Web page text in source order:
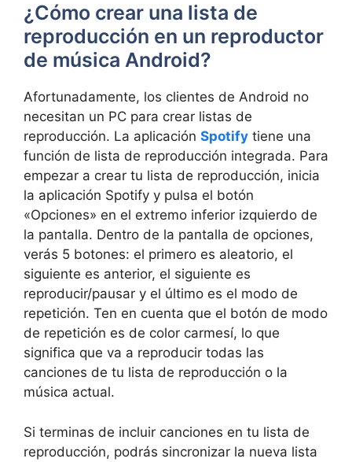
¿Cómo crear una lista de
reproducción en un reproductor
de música Android?
Afortunadamente, los clientes de Android no
necesitan un PC para crear listas de
reproducción. La aplicación Spotify tiene una
función de lista de reproducción integrada. Para
empezar a crear tu lista de reproducción, inicia
la aplicación Spotify y pulsa el botón
«Opciones» en el extremo inferior izquierdo de
la pantalla. Dentro de la pantalla de opciones,
verás 5 botones: el primero es aleatorio, el
siguiente es anterior, el siguiente es
reproducir/pausar y el último es el modo de
repetición. Ten en cuenta que el botón de modo
de repetición es de color carmesí, lo que
significa que va a reproducir todas las
canciones de tu lista de reproducción o la
música actual.
Si terminas de incluir canciones en tu lista de
reproducción, podrás sincronizar la nueva lista